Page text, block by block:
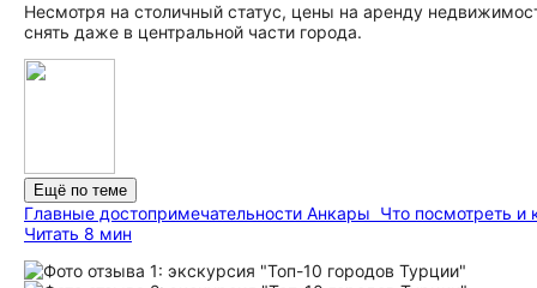
Несмотря на столичный статус, цены на аренду
снять даже в центральной части города.
Ещё по теме
Главные до­сто­при­ме­ча­тель­но­сти Анкары Что посмотреть и
Читать 8 мин